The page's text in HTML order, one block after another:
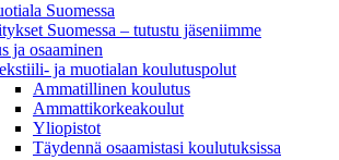
Suomessa
Suomessa – tutustu jäseniimme
ja osaaminen
ja muotialan koulutuspolut
Ammatillinen koulutus
Ammattikorkeakoulut
Yliopistot
Täydennä osaamistasi koulutuksissa